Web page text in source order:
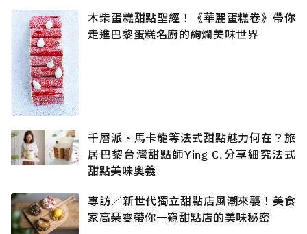
木柴蛋糕甜點聖經！《華麗蛋糕卷》帶你
走進巴黎蛋糕名廚的絢爛美味世界
千層派、馬卡龍等法式甜點魅力何在？旅
居巴黎台灣甜點師Ying C.分享細究法式
甜點美味奧義
專訪／新世代獨立甜點店風潮來襲！美食
家高琹雯帶你一窺甜點店的美味秘密